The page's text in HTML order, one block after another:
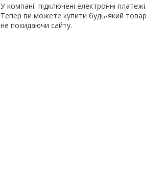
У компанії підключені електронні платежі.
Тепер ви можете купити будь-який товар
не покидаючи сайту.